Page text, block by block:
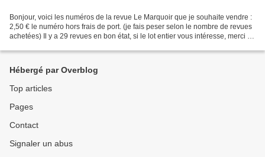
Bonjour, voici les numéros de la revue Le Marquoir que je souhaite vendre :
2,50 € le numéro hors frais de port. (je fais peser selon le nombre de revues
achetées) Il y a 29 revues en bon état, si le lot entier vous intéresse, merci de
Hébergé par Overblog
Top articles
Pages
Contact
Signaler un abus